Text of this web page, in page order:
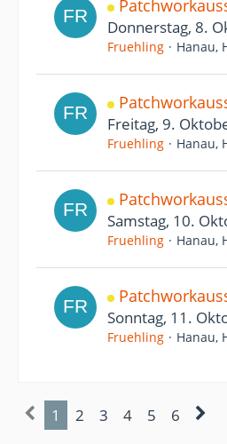
Donnerstag, 8.
Fruehling Hanau,
Freitag, 9.
Fruehling Hanau,
Samstag, 10.
Fruehling Hanau,
Sonntag, 11.
Fruehling Hanau,
1 2 3 4 5 6